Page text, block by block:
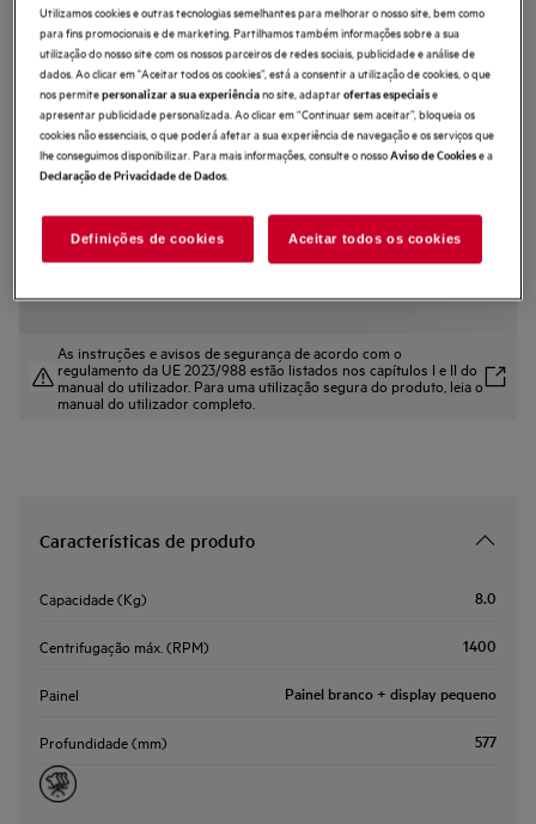
4.9 (9)
Ficha de informação do produto
Benefícios
Ciclos de lavagem ajustados às necessidades da sua roupa
Deteta automaticamente o tamanho de cada carga, para um ciclo de
Os suaves jatos de água levantam suavemente a sua roupa, protegendo-a
enquanto a lava
As instruções e avisos de segurança de acordo com o
regulamento da UE 2023/988 estão listados nos capítulos I e II do
manual do utilizador. Para uma utilização segura do produto, leia o
manual do utilizador completo.
Características de produto
Capacidade (Kg) 8.0
Centrifugação máx. (RPM) 1400
Painel Painel branco + display pequeno
Profundidade (mm) 577
Utilizamos cookies e outras tecnologias semelhantes para melhorar o nosso site, bem como
para fins promocionais e de marketing. Partilhamos também informações sobre a sua
utilização do nosso site com os nossos parceiros de redes sociais, publicidade e análise de
dados. Ao clicar em "Aceitar todos os cookies”, está a consentir a utilização de cookies, o que
nos permitepersonalizar a sua experiênciano site, adaptarofertas especiaise
apresentar publicidade personalizada. Ao clicar em “Continuar sem aceitar”, bloqueia os
cookies não essenciais, o que poderá afetar a sua experiência de navegação e os serviços que
lhe conseguimos disponibilizar. Para mais informações, consulte o nossoAviso de Cookiese a
Declaração de Privacidade de Dados.
Definições de cookies Aceitar todos os cookies